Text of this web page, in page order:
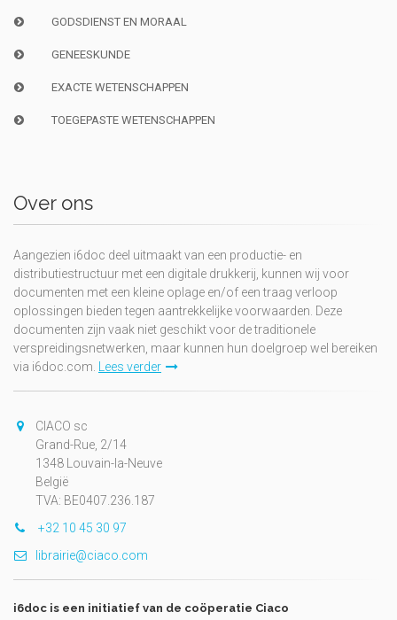
GODSDIENST EN MORAAL
GENEESKUNDE
EXACTE WETENSCHAPPEN
TOEGEPASTE WETENSCHAPPEN
Over ons
Aangezien i6doc deel uitmaakt van een productie- en
distributiestructuur met een digitale drukkerij, kunnen wij voor
documenten met een kleine oplage en/of een traag verloop
oplossingen bieden tegen aantrekkelijke voorwaarden. Deze
documenten zijn vaak niet geschikt voor de traditionele
verspreidingsnetwerken, maar kunnen hun doelgroep wel bereiken
via i6doc.com. Lees verder
CIACO sc
Grand-Rue, 2/14
1348 Louvain-la-Neuve
België
TVA: BE0407.236.187
+32 10 45 30 97
librairie@ciaco.com
i6doc is een initiatief van de coöperatie Ciaco